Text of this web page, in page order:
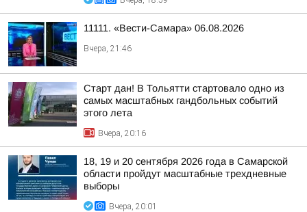
11111. «Вести-Самара» 06.08.2026
Вчера, 21:46
Старт дан! В Тольятти стартовало одно из
самых масштабных гандбольных событий
этого лета
Вчера, 20:16
18, 19 и 20 сентября 2026 года в Самарской
области пройдут масштабные трехдневные
выборы
Вчера, 20:01